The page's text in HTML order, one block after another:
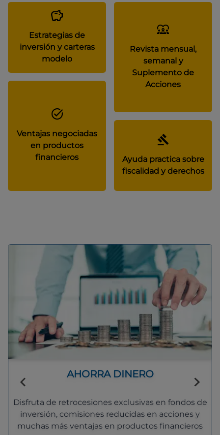
Estrategias de
inversión y carteras
modelo
Revista mensual,
semanal y
Suplemento de
Acciones
Ventajas negociadas
en productos
financieros
Ayuda practica sobre
fiscalidad y derechos
AHORRA DINERO
Disfruta de retrocesiones exclusivas en fondos de
inversión, comisiones reducidas en acciones y
muchas más ventajas en productos financieros